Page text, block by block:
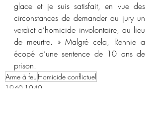
glace et je suis satisfait, en vue des
circonstances de demander au jury un
verdict d’homicide involontaire, au lieu
de meurtre. » Malgré cela, Rennie a
écopé d’une sentence de 10 ans de
prison.
Arme à feu Homicide conflictuel
1940-1949